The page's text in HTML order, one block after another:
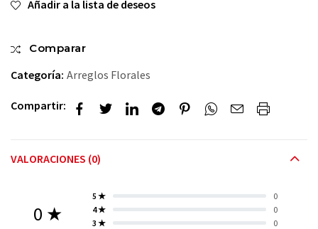
Añadir a la lista de deseos
Comparar
Categoría: Arreglos Florales
Compartir:
VALORACIONES (0)
0 ★
5 ★
0
4 ★
0
3 ★
0